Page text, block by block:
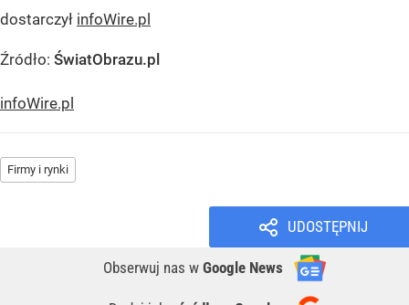
dostarczył infoWire.pl
Źródło: ŚwiatObrazu.pl
infoWire.pl
Firmy i rynki
UDOSTĘPNIJ
Obserwuj nas w Google News